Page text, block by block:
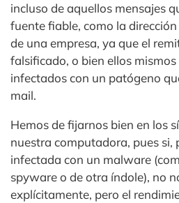
incluso de aquellos mensajes
fuente fiable, como la
de una empresa, ya que el
falsificado, o bien ellos
infectados con un patógeno
mail.
Hemos de fijarnos bien en los
nuestra computadora, pues si,
infectada con un malware
spyware o de otra índole), no
explícitamente, pero el